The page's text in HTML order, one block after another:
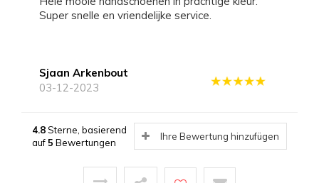
Super snelle en vriendelijke service.
Sjaan Arkenbout
03-12-2023
handschoenen kocht ze bij de Bijenkorf.
Ik heb grote handen en heb maat 9 maar ik kon
4.8Sterne, basierend
auf5 Bewertungen
Ihre Bewertung hinzufügen